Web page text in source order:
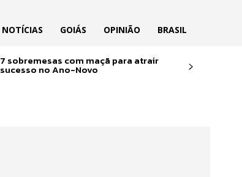
NOTÍCIAS GOIÁS OPINIÃO BRASIL
7 sobremesas com maçã para atrair
sucesso no Ano-Novo